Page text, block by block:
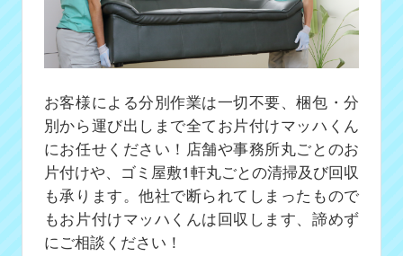
お客様による分別作業は一切不要、梱包・分
別から運び出しまで全てお片付けマッハくん
にお任せください！店舗や事務所丸ごとのお
片付けや、ゴミ屋敷1軒丸ごとの清掃及び回収
も承ります。他社で断られてしまったもので
もお片付けマッハくんは回収します、諦めず
にご相談ください！